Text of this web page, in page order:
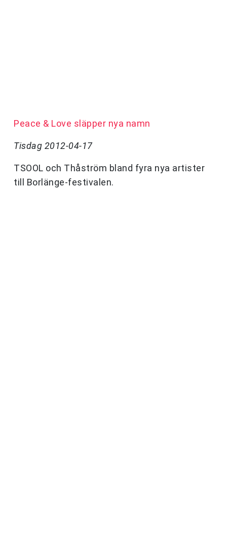
Peace & Love släpper nya namn
Tisdag 2012-04-17
TSOOL och Thåström bland fyra nya artister
till Borlänge-festivalen.